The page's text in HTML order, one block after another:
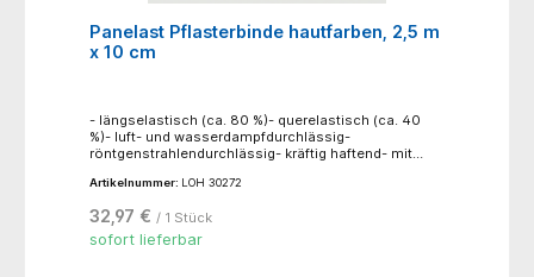
Panelast Pflasterbinde hautfarben, 2,5 m
x 10 cm
- längselastisch (ca. 80 %)- querelastisch (ca. 40
%)- luft- und wasserdampfdurchlässig-
röntgenstrahlendurchlässig- kräftig haftend- mit
zinkoxidhaltiger Synthesekautschukkleber- einzeln in
Kompression der Extremitäten (Dauerverbände) in
der Phlebologie, als Grundlage oder Verankerung, für
Artikelnummer: LOH 30272
32,97 € / 1 Stück
sofort lieferbar